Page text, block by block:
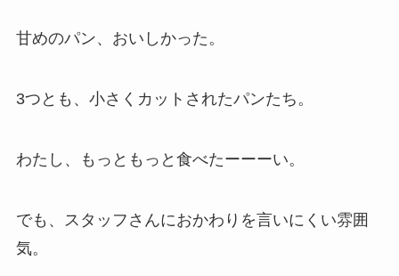
甘めのパン、おいしかった。
3つとも、小さくカットされたパンたち。
わたし、もっともっと食べたーーーい。
でも、スタッフさんにおかわりを言いにくい雰囲
気。